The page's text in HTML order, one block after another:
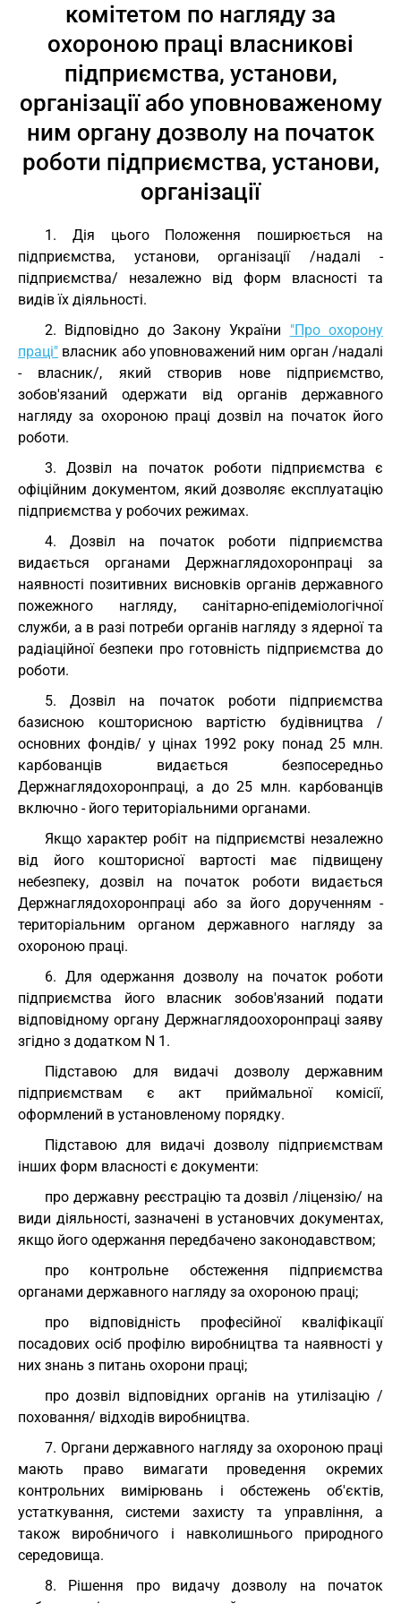
комітетом по нагляду за
охороною праці власникові
підприємства, установи,
організації або уповноваженому
ним органу дозволу на початок
роботи підприємства, установи,
організації
1. Дія цього Положення поширюється на
підприємства, установи, організації /надалі -
підприємства/ незалежно від форм власності та
видів їх діяльності.
2. Відповідно до Закону України "Про охорону
праці" власник або уповноважений ним орган /надалі
- власник/, який створив нове підприємство,
зобов'язаний одержати від органів державного
нагляду за охороною праці дозвіл на початок його
роботи.
3. Дозвіл на початок роботи підприємства є
офіційним документом, який дозволяє експлуатацію
підприємства у робочих режимах.
4. Дозвіл на початок роботи підприємства
видається органами Держнаглядохоронпраці за
наявності позитивних висновків органів державного
пожежного нагляду, санітарно-епідеміологічної
служби, а в разі потреби органів нагляду з ядерної та
радіаційної безпеки про готовність підприємства до
роботи.
5. Дозвіл на початок роботи підприємства
базисною кошторисною вартістю будівництва /
основних фондів/ у цінах 1992 року понад 25 млн.
карбованців видається безпосередньо
Держнаглядохоронпраці, а до 25 млн. карбованців
включно - його територіальними органами.
Якщо характер робіт на підприємстві незалежно
від його кошторисної вартості має підвищену
небезпеку, дозвіл на початок роботи видається
Держнаглядохоронпраці або за його дорученням -
територіальним органом державного нагляду за
охороною праці.
6. Для одержання дозволу на початок роботи
підприємства його власник зобов'язаний подати
відповідному органу Держнаглядоохоронпраці заяву
згідно з додатком N 1.
Підставою для видачі дозволу державним
підприємствам є акт приймальної комісії,
оформлений в установленому порядку.
Підставою для видачі дозволу підприємствам
інших форм власності є документи:
про державну реєстрацію та дозвіл /ліцензію/ на
види діяльності, зазначені в установчих документах,
якщо його одержання передбачено законодавством;
про контрольне обстеження підприємства
органами державного нагляду за охороною праці;
про відповідність професійної кваліфікації
посадових осіб профілю виробництва та наявності у
них знань з питань охорони праці;
про дозвіл відповідних органів на утилізацію /
поховання/ відходів виробництва.
7. Органи державного нагляду за охороною праці
мають право вимагати проведення окремих
контрольних вимірювань і обстежень об'єктів,
устаткування, системи захисту та управління, а
також виробничого і навколишнього природного
середовища.
8. Рішення про видачу дозволу на початок